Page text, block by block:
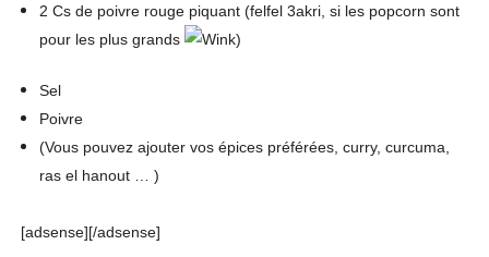
2 Cs de poivre rouge piquant (felfel 3akri, si les popcorn sont
pour les plus grands
)
Sel
Poivre
(Vous pouvez ajouter vos épices préférées, curry, curcuma,
ras el hanout … )
[adsense][/adsense]